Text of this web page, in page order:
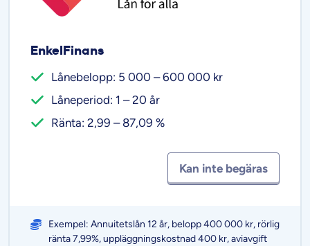
EnkelFinans
Lånebelopp: 5 000 – 600 000 kr
Låneperiod: 1 – 20 år
Ränta: 2,99 – 87,09 %
Kan inte begäras
Exempel: Annuitetslån 12 år, belopp 400 000 kr, rörlig
ränta 7,99%, uppläggningskostnad 400 kr, aviavgift